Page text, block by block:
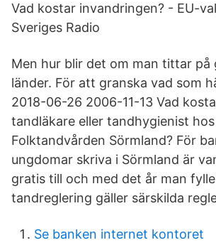
Vad kostar invandringen? - EU-
Sveriges Radio
Men hur blir det om man tittar på
länder. För att granska vad som
2018-06-26 2006-11-13 Vad
tandläkare eller tandhygienist
Folktandvården Sörmland? För
ungdomar skriva i Sörmland är
gratis till och med det år man
tandreglering gäller särskilda
Se banken internet kontoret